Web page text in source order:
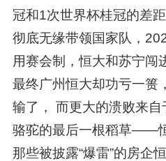
冠和1次世界杯桂冠的差
彻底无缘带领国家队，
用赛会制，恒大和苏宁闯
最终广州恒大却功亏一篑
输了， 而更大的溃败来
骆驼的最后一根稻草——
那些被披露“爆雷”的房企